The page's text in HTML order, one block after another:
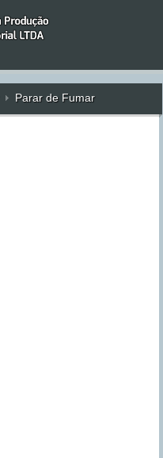
Parar de Fumar